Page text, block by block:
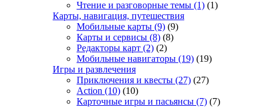
Чтение и разговорные темы (1) (1)
Карты, навигация, путешествия
Мобильные карты (9) (9)
Карты и сервисы (8) (8)
Редакторы карт (2) (2)
Мобильные навигаторы (19) (19)
Игры и развлечения
Приключения и квесты (27) (27)
Action (10) (10)
Карточные игры и пасьянсы (7) (7)